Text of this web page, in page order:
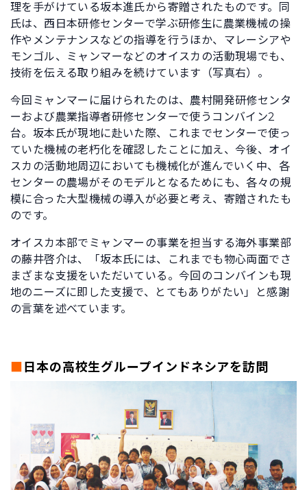
理を手がけている坂本進氏から寄贈されたものです。同
氏は、西日本研修センターで学ぶ研修生に農業機械の操
作やメンテナンスなどの指導を行うほか、マレーシアや
モンゴル、ミャンマーなどのオイスカの活動現場でも、
技術を伝える取り組みを続けています（写真右）。
今回ミャンマーに届けられたのは、農村開発研修センタ
ーおよび農業指導者研修センターで使うコンバイン2
台。坂本氏が現地に赴いた際、これまでセンターで使っ
ていた機械の老朽化を確認したことに加え、今後、オイ
スカの活動地周辺においても機械化が進んでいく中、各
センターの農場がそのモデルとなるためにも、各々の規
模に合った大型機械の導入が必要と考え、寄贈されたも
のです。
オイスカ本部でミャンマーの事業を担当する海外事業部
の藤井啓介は、「坂本氏には、これまでも物心両面でさ
まざまな支援をいただいている。今回のコンバインも現
地のニーズに即した支援で、とてもありがたい」と感謝
の言葉を述べています。
■ 日本の高校生グループインドネシアを訪問